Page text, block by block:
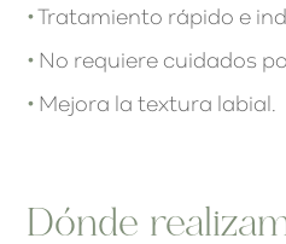
•Tratamiento rápido e
• No requiere cuidados
• Mejora la textura labial.
Dónde